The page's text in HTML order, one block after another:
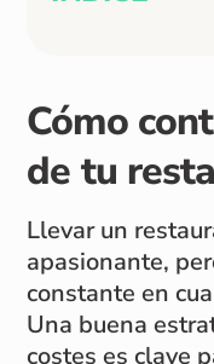
Cómo
de tu
Llevar un
apasionante,
constante en
Una buena
costes es clave